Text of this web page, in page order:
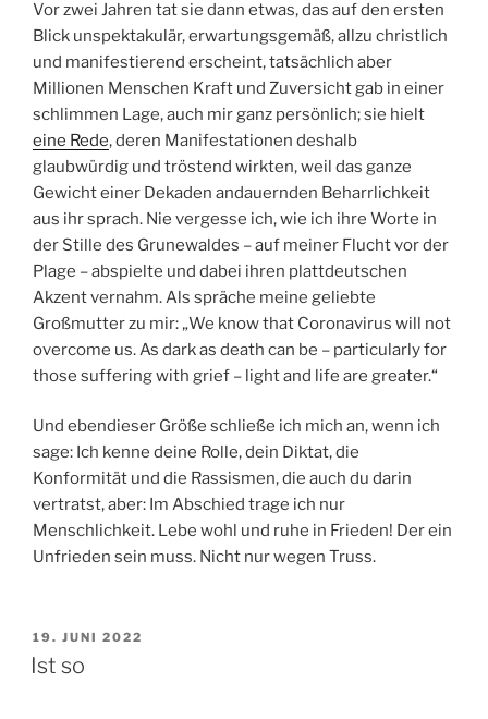
Vor zwei Jahren tat sie dann etwas, das auf den ersten
Blick unspektakulär, erwartungsgemäß, allzu christlich
und manifestierend erscheint, tatsächlich aber
Millionen Menschen Kraft und Zuversicht gab in einer
schlimmen Lage, auch mir ganz persönlich; sie hielt
eine Rede, deren Manifestationen deshalb
glaubwürdig und tröstend wirkten, weil das ganze
Gewicht einer Dekaden andauernden Beharrlichkeit
aus ihr sprach. Nie vergesse ich, wie ich ihre Worte in
der Stille des Grunewaldes – auf meiner Flucht vor der
Plage – abspielte und dabei ihren plattdeutschen
Akzent vernahm. Als spräche meine geliebte
Großmutter zu mir: „We know that Coronavirus will not
overcome us. As dark as death can be – particularly for
those suffering with grief – light and life are greater.“
Und ebendieser Größe schließe ich mich an, wenn ich
sage: Ich kenne deine Rolle, dein Diktat, die
Konformität und die Rassismen, die auch du darin
vertratst, aber: Im Abschied trage ich nur
Menschlichkeit. Lebe wohl und ruhe in Frieden! Der ein
Unfrieden sein muss. Nicht nur wegen Truss.
VERÖFFENTLICHT
AM
19. JUNI 2022
Ist so